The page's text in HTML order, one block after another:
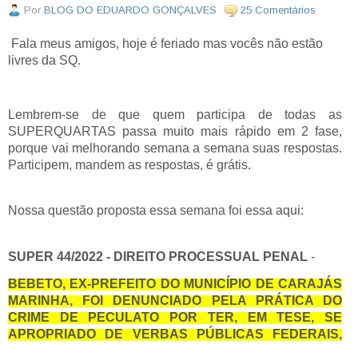
Por BLOG DO EDUARDO GONÇALVES 25 Comentários
Fala meus amigos, hoje é feriado mas vocês não estão
livres da SQ.
Lembrem-se de que quem participa de todas as
SUPERQUARTAS passa muito mais rápido em 2 fase,
porque vai melhorando semana a semana suas respostas.
Participem, mandem as respostas, é grátis.
Nossa questão proposta essa semana foi essa aqui:
SUPER 44/2022 - DIREITO PROCESSUAL PENAL -
BEBETO, EX-PREFEITO DO MUNICÍPIO DE CARAJÁS
MARINHA, FOI DENUNCIADO PELA PRÁTICA DO
CRIME DE PECULATO POR TER, EM TESE, SE
APROPRIADO DE VERBAS PÚBLICAS FEDERAIS,